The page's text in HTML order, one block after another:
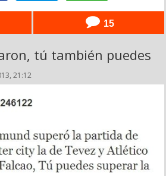
15
tú también puedes
21:12